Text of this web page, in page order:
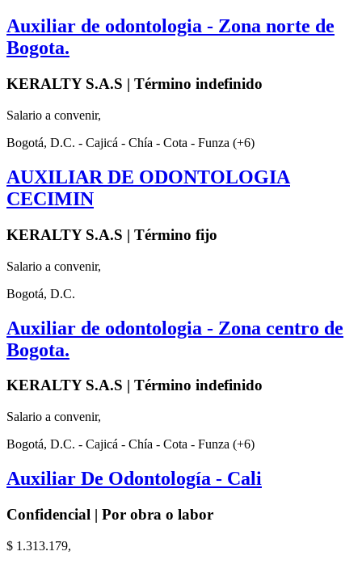
Auxiliar de odontologia - Zona norte de
Bogota.
KERALTY S.A.S | Término indefinido
Salario a convenir,
Bogotá, D.C. - Cajicá - Chía - Cota - Funza (+6)
AUXILIAR DE ODONTOLOGIA
CECIMIN
KERALTY S.A.S | Término fijo
Salario a convenir,
Bogotá, D.C.
Auxiliar de odontologia - Zona centro de
Bogota.
KERALTY S.A.S | Término indefinido
Salario a convenir,
Bogotá, D.C. - Cajicá - Chía - Cota - Funza (+6)
Auxiliar De Odontología - Cali
Confidencial | Por obra o labor
$ 1.313.179,